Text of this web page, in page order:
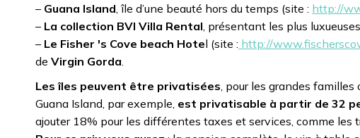
– Guana Island , île d’une beauté hors du temps (site : http://
– La collection BVI Villa Rental , présentant les plus
– Le Fisher 's Cove beach Hotel (site : http://
de Virgin Gorda
Les îles peuvent être privatisées , pour les grandes familles
Guana Island, par exemple, est privatisable à partir de 32
ajouter 18% pour les différentes taxes et services, comme les